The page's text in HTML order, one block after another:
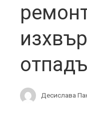
Десислава